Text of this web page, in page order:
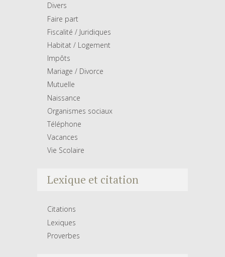
Divers
Faire part
Fiscalité / Juridiques
Habitat / Logement
Impôts
Mariage / Divorce
Mutuelle
Naissance
Organismes sociaux
Téléphone
Vacances
Vie Scolaire
Lexique et citation
Citations
Lexiques
Proverbes